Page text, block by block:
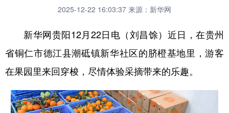
贵州领导 人事
专题 访谈 直播 视频
畅游贵州 数字贵州 律动贵州 健康贵州
光影贵州 部门之窗 县区直达 企业速递
融媒联播 贵阳 遵义
2025-12-22 16:03:37 来源：新华网
新华网贵阳12月22日电（刘昌馀）近日，在贵州
省铜仁市德江县潮砥镇新华社区的脐橙基地里，游客
在果园里来回穿梭，尽情体验采摘带来的乐趣。